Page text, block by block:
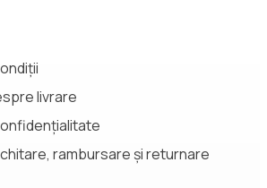
livrare
rambursare și returnare